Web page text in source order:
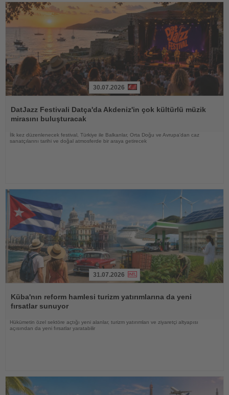
Oku
30.07.2026
DatJazz Festivali Datça'da Akdeniz'in çok kültürlü müzik
mirasını buluşturacak
İlk kez düzenlenecek festival, Türkiye ile Balkanlar, Orta Doğu ve Avrupa'dan caz
sanatçılarını tarihi ve doğal atmosferde bir araya getirecek
Oku
31.07.2026
Küba'nın reform hamlesi turizm yatırımlarına da yeni
fırsatlar sunuyor
Hükümetin özel sektöre açtığı yeni alanlar, turizm yatırımları ve ziyaretçi altyapısı
açısından da yeni fırsatlar yaratabilir